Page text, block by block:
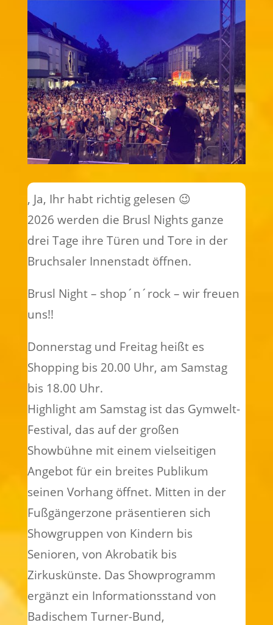
, Ja, Ihr habt richtig gelesen 😉
2026 werden die Brusl Nights ganze
drei Tage ihre Türen und Tore in der
Bruchsaler Innenstadt öffnen.
Brusl Night – shop´n´rock – wir freuen
uns!!
Donnerstag und Freitag heißt es
Shopping bis 20.00 Uhr, am Samstag
bis 18.00 Uhr.
Highlight am Samstag ist das Gymwelt-
Festival, das auf der großen
Showbühne mit einem vielseitigen
Angebot für ein breites Publikum
seinen Vorhang öffnet. Mitten in der
Fußgängerzone präsentieren sich
Showgruppen von Kindern bis
Senioren, von Akrobatik bis
Zirkuskünste. Das Showprogramm
ergänzt ein Informationsstand von
Badischem Turner-Bund,